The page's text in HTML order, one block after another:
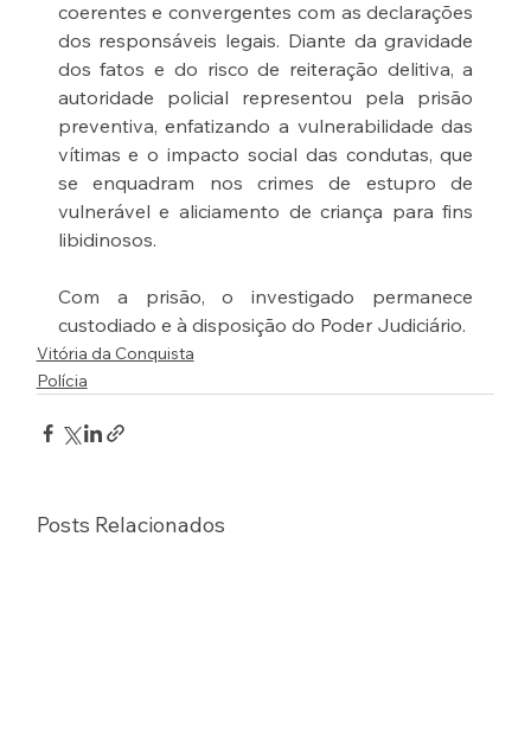
coerentes e convergentes com as declarações
dos responsáveis legais. Diante da gravidade
dos fatos e do risco de reiteração delitiva, a
autoridade policial representou pela prisão
preventiva, enfatizando a vulnerabilidade das
vítimas e o impacto social das condutas, que
se enquadram nos crimes de estupro de
vulnerável e aliciamento de criança para fins
libidinosos.
Com a prisão, o investigado permanece
custodiado e à disposição do Poder Judiciário.
Vitória da Conquista
Polícia
Posts Relacionados